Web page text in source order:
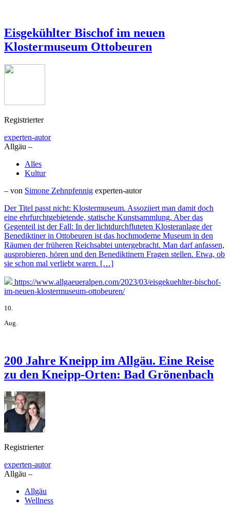
Eisgekühlter Bischof im neuen
Klostermuseum Ottobeuren
Registrierter
experten-autor
Allgäu –
Alles
Kultur
– von Simone Zehnpfennig experten-autor
Der Titel passt nicht: Klostermuseum. Assoziiert man damit doch
eine ehrfurchtgebietende, statische Kunstsammlung. Aber das
Gegenteil ist der Fall: In der lichtdurchfluteten Klosteranlage der
Benediktiner in Ottobeuren ist das hochmoderne Museum in den
Räumen der früheren Reichsabtei untergebracht. Man darf anfassen,
ausprobieren, hören und den Benediktinern Fragen stellen. Etwa, ob
sie schon mal verliebt waren. […]
https://www.allgaeueralpen.com/2023/03/eisgekuehlter-bischof-
im-neuen-klostermuseum-ottobeuren/
10.
Aug.
200 Jahre Kneipp im Allgäu. Eine Reise
zu den Kneipp-Orten: Bad Grönenbach
Registrierter
experten-autor
Allgäu –
Allgäu
Wellness